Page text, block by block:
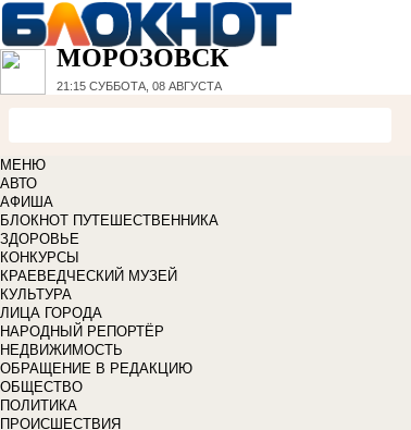
МОРОЗОВСК
21:15 СУББОТА, 08 АВГУСТА
МЕНЮ
АВТО
АФИША
БЛОКНОТ ПУТЕШЕСТВЕННИКА
ЗДОРОВЬЕ
КОНКУРСЫ
КРАЕВЕДЧЕСКИЙ МУЗЕЙ
КУЛЬТУРА
ЛИЦА ГОРОДА
НАРОДНЫЙ РЕПОРТЁР
НЕДВИЖИМОСТЬ
ОБРАЩЕНИЕ В РЕДАКЦИЮ
ОБЩЕСТВО
ПОЛИТИКА
ПРОИСШЕСТВИЯ